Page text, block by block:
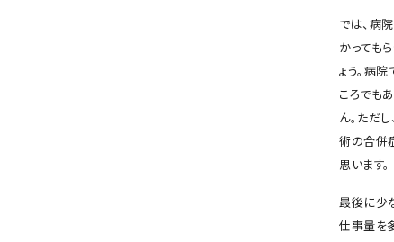
では、病
かっても
ょう。病
ころでも
ん。ただ
術の合併
思います。
最後に少
仕事量を